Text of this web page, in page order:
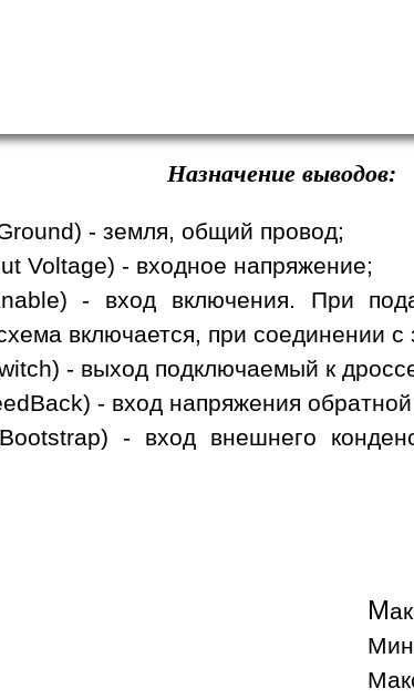
Назначение выводов:
- земля, общий провод;
Voltage) - входное напряжение;
- вход включения. При
включается, при соединении
- выход подключаемый к
- вход напряжения обратной
- вход внешнего
М